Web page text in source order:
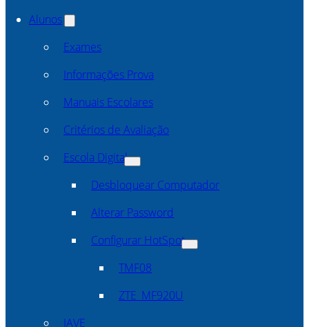
Alunos
Exames
Informações Prova
Manuais Escolares
Critérios de Avaliação
Escola Digital
Desbloquear Computador
Alterar Password
Configurar HotSpot
TMF08
ZTE_MF920U
IAVE